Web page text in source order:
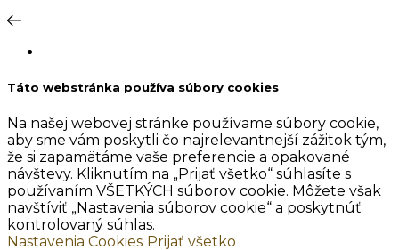
Táto webstránka používa súbory cookies
Na našej webovej stránke používame súbory cookie,
aby sme vám poskytli čo najrelevantnejší zážitok tým,
že si zapamätáme vaše preferencie a opakované
návštevy. Kliknutím na „Prijať všetko“ súhlasíte s
používaním VŠETKÝCH súborov cookie. Môžete však
navštíviť „Nastavenia súborov cookie“ a poskytnúť
kontrolovaný súhlas.
Nastavenia Cookies Prijať všetko